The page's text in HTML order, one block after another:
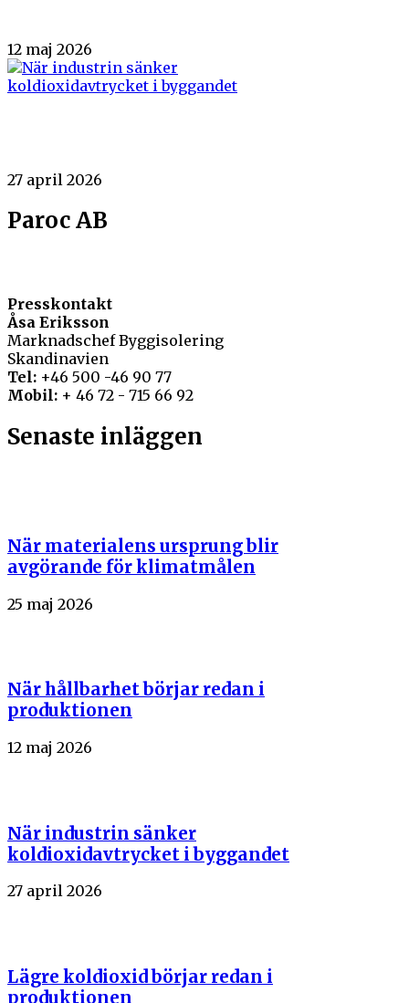
12 maj 2026
27 april 2026
Paroc AB
Presskontakt
Åsa Eriksson
Marknadschef Byggisolering
Skandinavien
Tel: +46 500 -46 90 77
Mobil: + 46 72 - 715 66 92
Senaste inläggen
När materialens ursprung blir
avgörande för klimatmålen
25 maj 2026
När hållbarhet börjar redan i
produktionen
12 maj 2026
När industrin sänker
koldioxidavtrycket i byggandet
27 april 2026
Lägre koldioxid börjar redan i
produktionen